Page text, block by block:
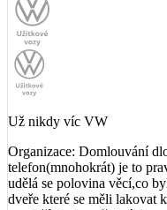
Už nikdy víc VW
Organizace: Domlouvání
telefon(mnohokrát) je to
udělá se polovina věcí,co
dveře které se měli lakovat